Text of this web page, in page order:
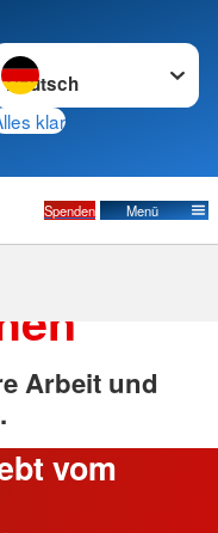
wechseln zu
klar
Spenden Menü
Arbeit und
vom